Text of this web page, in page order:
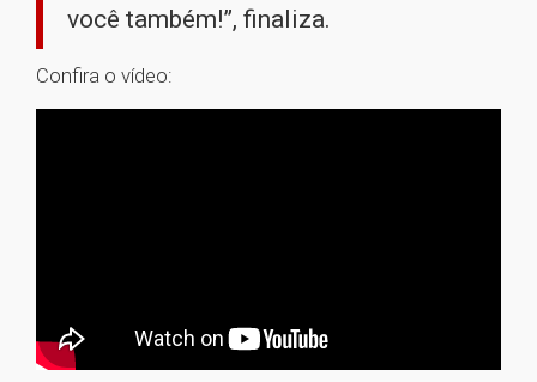
você também!”, finaliza.
Confira o vídeo:
1